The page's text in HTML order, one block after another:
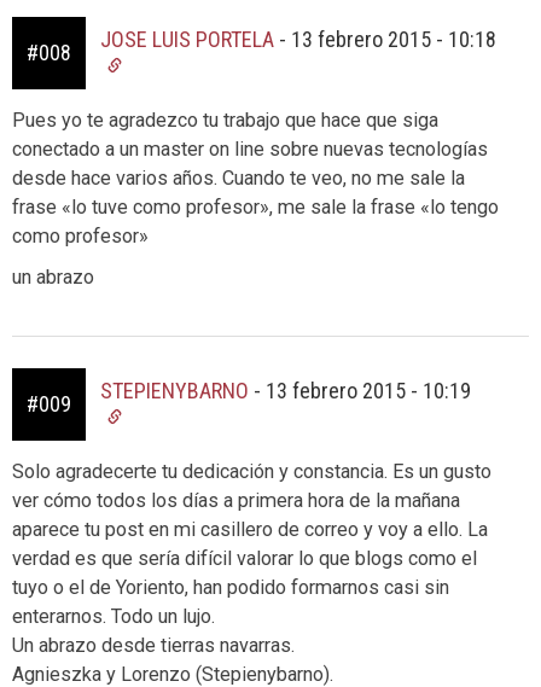
#008
JOSE LUIS PORTELA - 13 febrero 2015 - 10:18
Pues yo te agradezco tu trabajo que hace que siga
conectado a un master on line sobre nuevas tecnologías
desde hace varios años. Cuando te veo, no me sale la
frase «lo tuve como profesor», me sale la frase «lo tengo
como profesor»
un abrazo
#009
STEPIENYBARNO - 13 febrero 2015 - 10:19
Solo agradecerte tu dedicación y constancia. Es un gusto
ver cómo todos los días a primera hora de la mañana
aparece tu post en mi casillero de correo y voy a ello. La
verdad es que sería difícil valorar lo que blogs como el
tuyo o el de Yoriento, han podido formarnos casi sin
enterarnos. Todo un lujo.
Un abrazo desde tierras navarras.
Agnieszka y Lorenzo (Stepienybarno).